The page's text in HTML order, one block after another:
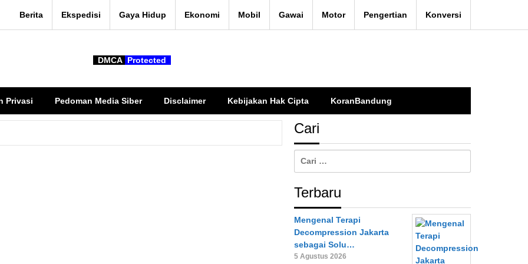
Berita Ekspedisi Gaya Hidup Ekonomi Mobil Gawai Motor Pengertian Konversi
DMCA Protected
Privasi Pedoman Media Siber Disclaimer Kebijakan Hak Cipta KoranBandung
Cari
Terbaru
Mengenal Terapi
Decompression Jakarta
sebagai Solu…
5 Agustus 2026